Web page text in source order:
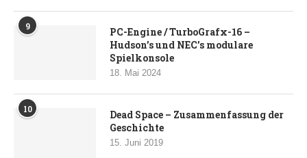
9
PC-Engine / TurboGrafx-16 –
Hudson’s und NEC’s modulare
Spielkonsole
18. Mai 2024
10
Dead Space – Zusammenfassung der
Geschichte
15. Juni 2019